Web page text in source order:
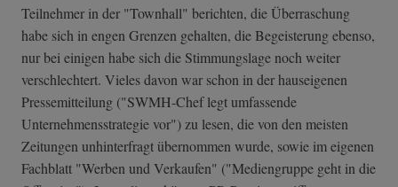
Teilnehmer in der "Townhall" berichten, die Überraschung
habe sich in engen Grenzen gehalten, die Begeisterung ebenso,
nur bei einigen habe sich die Stimmungslage noch weiter
verschlechtert. Vieles davon war schon in der hauseigenen
Pressemitteilung ("SWMH-Chef legt umfassende
Unternehmensstrategie vor") zu lesen, die von den meisten
Zeitungen unhinterfragt übernommen wurde, sowie im eigenen
Fachblatt "Werben und Verkaufen" ("Mediengruppe geht in die